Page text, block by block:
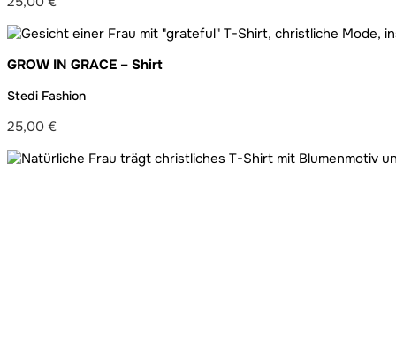
GROW IN GRACE – Shirt
Stedi Fashion
25,00 €